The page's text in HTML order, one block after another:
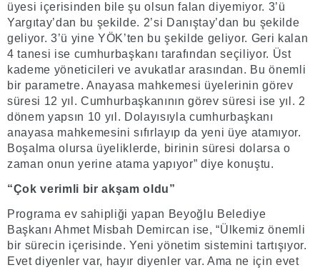
üyesi içerisinden bile şu olsun falan diyemiyor. 3’ü
Yargıtay’dan bu şekilde. 2’si Danıştay’dan bu şekilde
geliyor. 3’ü yine YÖK’ten bu şekilde geliyor. Geri kalan
4 tanesi ise cumhurbaşkanı tarafından seçiliyor. Üst
kademe yöneticileri ve avukatlar arasından. Bu önemli
bir parametre. Anayasa mahkemesi üyelerinin görev
süresi 12 yıl. Cumhurbaşkanının görev süresi ise yıl. 2
dönem yapsın 10 yıl. Dolayısıyla cumhurbaşkanı
anayasa mahkemesini sıfırlayıp da yeni üye atamıyor.
Boşalma olursa üyeliklerde, birinin süresi dolarsa o
zaman onun yerine atama yapıyor” diye konuştu.
“Çok verimli bir akşam oldu”
Programa ev sahipliği yapan Beyoğlu Belediye
Başkanı Ahmet Misbah Demircan ise, “Ülkemiz önemli
bir sürecin içerisinde. Yeni yönetim sistemini tartışıyor.
Evet diyenler var, hayır diyenler var. Ama ne için evet